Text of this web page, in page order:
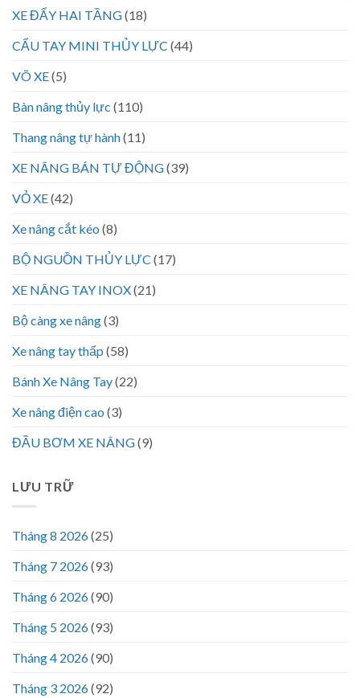
XE ĐẨY HAI TẦNG(18)
CẨU TAY MINI THỦY LỰC (44)
VÕ XE(5)
Bàn nâng thủy lực (110)
Thang nâng tự hành(11)
XE NÂNG BÁN TỰ ĐỘNG(39)
VỎ XE(42)
Xe nâng cắt kéo (8)
BỘ NGUỒN THỦY LỰC (17)
XE NÂNG TAY INOX(21)
Bộ càng xe nâng(3)
Xe nâng tay thấp (58)
Bánh Xe Nâng Tay(22)
Xe nâng điện cao (3)
ĐẦU BƠM XE NÂNG(9)
LƯU TRỮ
Tháng 8 2026(25)
Tháng 7 2026(93)
Tháng 6 2026(90)
Tháng 5 2026(93)
Tháng 4 2026(90)
Tháng 3 2026(92)